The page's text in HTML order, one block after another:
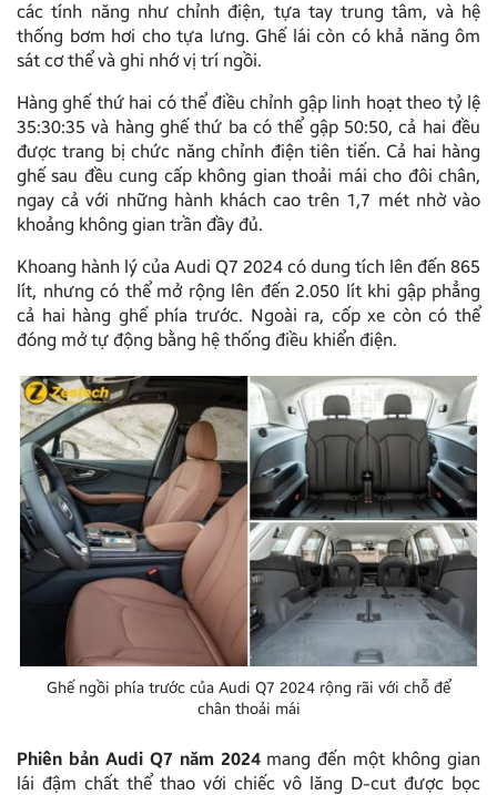
các tính năng như chỉnh điện, tựa tay trung tâm, và hệ
thống bơm hơi cho tựa lưng. Ghế lái còn có khả năng ôm
sát cơ thể và ghi nhớ vị trí ngồi.
Hàng ghế thứ hai có thể điều chỉnh gập linh hoạt theo tỷ lệ
35:30:35 và hàng ghế thứ ba có thể gập 50:50, cả hai đều
được trang bị chức năng chỉnh điện tiên tiến. Cả hai hàng
ghế sau đều cung cấp không gian thoải mái cho đôi chân,
ngay cả với những hành khách cao trên 1,7 mét nhờ vào
khoảng không gian trần đầy đủ.
Khoang hành lý của Audi Q7 2024 có dung tích lên đến 865
lít, nhưng có thể mở rộng lên đến 2.050 lít khi gập phẳng
cả hai hàng ghế phía trước. Ngoài ra, cốp xe còn có thể
đóng mở tự động bằng hệ thống điều khiển điện.
Ghế ngồi phía trước của Audi Q7 2024 rộng rãi với chỗ để
chân thoải mái
Phiên bản Audi Q7 năm 2024mang đến một không gian
lái đậm chất thể thao với chiếc vô lăng D-cut được bọc